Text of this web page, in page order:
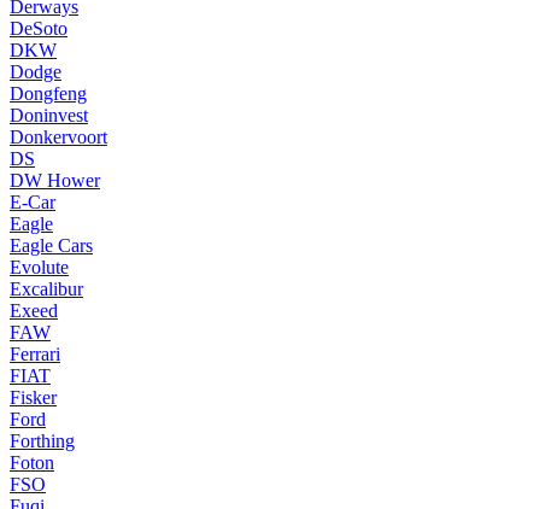
Derways
DeSoto
DKW
Dodge
Dongfeng
Doninvest
Donkervoort
DS
DW Hower
E-Car
Eagle
Eagle Cars
Evolute
Excalibur
Exeed
FAW
Ferrari
FIAT
Fisker
Ford
Forthing
Foton
FSO